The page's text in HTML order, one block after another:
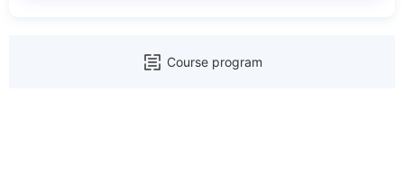
Course program